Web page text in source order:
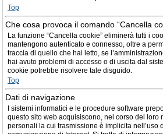
Top
Che cosa provoca il comando “Cancella
La funzione “Cancella cookie” eliminerà tutti i
mantengono autenticato e connesso, oltre a
traccia di quello che hai letto, se
hai avuto problemi di accesso o di uscita dal
cookie potrebbe risolvere tale disguido.
Top
Dati di navigazione
I sistemi informatici e le procedure software
questo sito web acquisiscono, nel corso del loro
personali la cui trasmissione è implicita nell’uso